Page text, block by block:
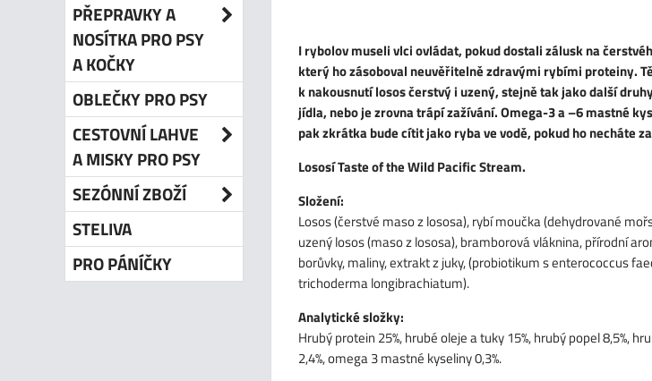
I rybolov museli vlci ovládat, pokud dostali zálusk na
který ho zásoboval neuvěřitelně zdravými rybími proteiny.
k nakousnutí losos čerstvý i uzený, stejně tak jako další
jídla, nebo je zrovna trápí zažívání. Omega-3 a –6 mastné
pak zkrátka bude cítit jako ryba ve vodě, pokud ho necháte
Lososí Taste of the Wild Pacific Stream.
Složení:
Losos (čerstvé maso z lososa), rybí moučka (dehydrované
uzený losos (maso z lososa), bramborová vláknina, přírodní
borůvky, maliny, extrakt z juky, (probiotikum s enterococcus
trichoderma longibrachiatum).
Analytické složky:
Hrubý protein 25%, hrubé oleje a tuky 15%, hrubý popel 8,5%,
2,4%, omega 3 mastné kyseliny 0,3%.
PŘEPRAVKY A
NOSÍTKA PRO PSY
A KOČKY
OBLEČKY PRO PSY
CESTOVNÍ LAHVE
A MISKY PRO PSY
SEZÓNNÍ ZBOŽÍ
STELIVA
PRO PÁNÍČKY